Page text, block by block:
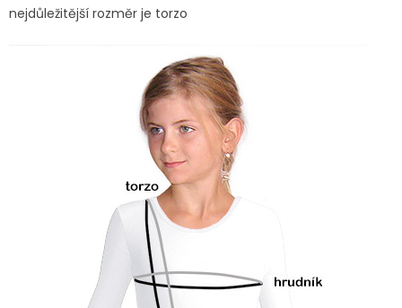
nejdůležitější rozměr je torzo